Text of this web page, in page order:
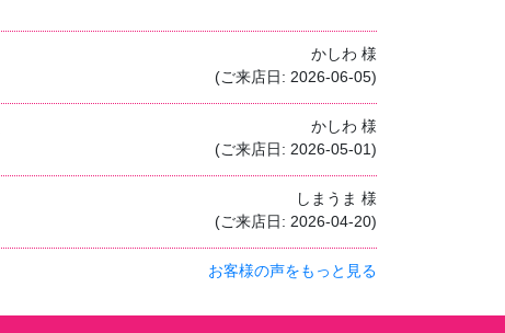
かしわ 様
(ご来店日: 2026-06-05)
かしわ 様
(ご来店日: 2026-05-01)
しまうま 様
(ご来店日: 2026-04-20)
お客様の声をもっと見る